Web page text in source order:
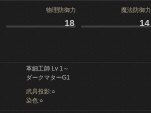
物理防御力 魔法防御力
18 14
革細工師 Lv 1～
ダークマターG1
武具投影:○
染色:○